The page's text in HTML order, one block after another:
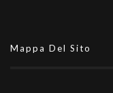
Mappa Del Sito